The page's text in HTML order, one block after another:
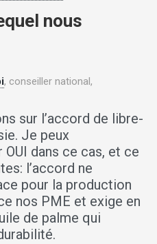
nous
, conseiller national,
sur l’accord de libre-
Je peux
dans ce cas, et ce
l’accord ne
pour la production
nos PME et exige en
de palme qui